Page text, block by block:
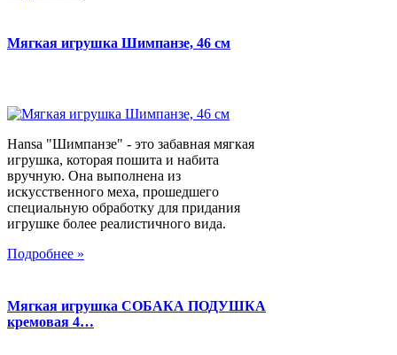
Мягкая игрушка Шимпанзе, 46 см
Hansa "Шимпанзе" - это забавная мягкая
игрушка, которая пошита и набита
вручную. Она выполнена из
искусственного меха, прошедшего
специальную обработку для придания
игрушке более реалистичного вида.
Подробнее »
Мягкая игрушка СОБАКА ПОДУШКА
кремовая 4…